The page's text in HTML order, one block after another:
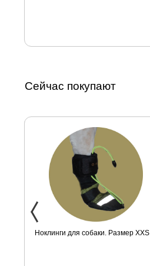
Сейчас покупают
Ноклинги для собаки. Размер XXS